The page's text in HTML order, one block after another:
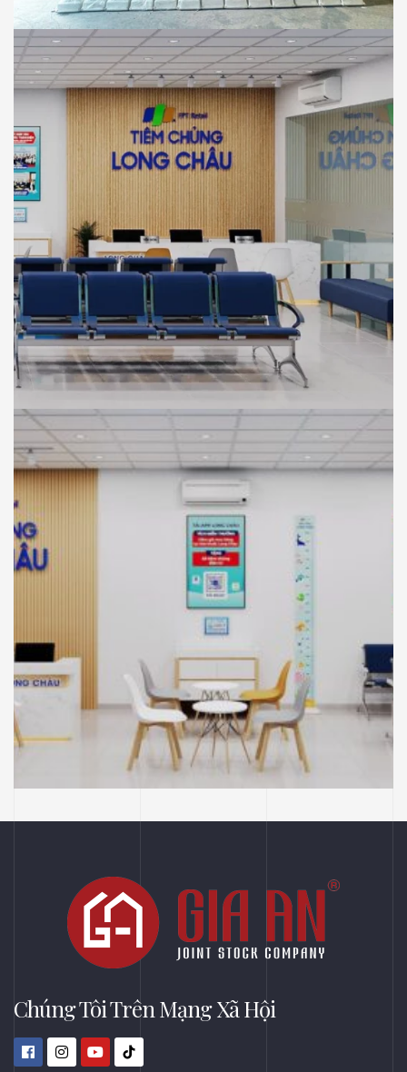
Sản Xuất Kệ Trưng Bày Cho Thương Hiệu
Savoy – Hàng Xuất Khẩu
NHÀ THUỐC LONG CHÂU THIẾT KẾ
Thiết Kế Phối Cảnh 3D Trung Tâm Tiêm
Chủng Long Châu , Chơn Thành, Bình
Phước
NHÀ THUỐC LONG CHÂU THIẾT KẾ
Thiết Kế Phối Cảnh 3D Trung Tâm Tiêm
Chúng Tôi Trên Mạng Xã Hội